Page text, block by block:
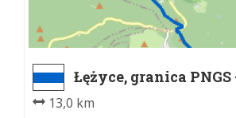
Łężyce, granica PNGS
Machowski Krzyż,
państwa
13,0 km